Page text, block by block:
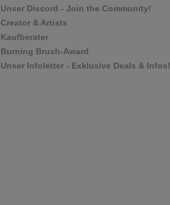
Unser Discord - Join the Community!
Creator & Artists
Kaufberater
Burning Brush-Award
Unser Infoletter - Exklusive Deals & Infos!